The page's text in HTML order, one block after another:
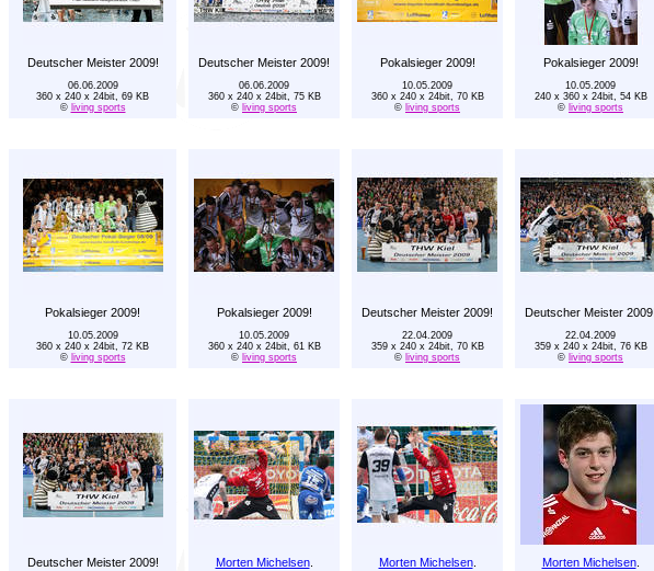
Deutscher Meister 2009! Deutscher Meister 2009! Pokalsieger 2009! Pokalsieger 2009!
06.06.2009
360 x 240 x 24bit, 69 KB
© living sports
06.06.2009
360 x 240 x 24bit, 75 KB
© living sports
10.05.2009
360 x 240 x 24bit, 70 KB
© living sports
10.05.2009
240 x 360 x 24bit, 54 KB
© living sports
Pokalsieger 2009! Pokalsieger 2009! Deutscher Meister 2009! Deutscher Meister 2009!
10.05.2009
360 x 240 x 24bit, 72 KB
© living sports
10.05.2009
360 x 240 x 24bit, 61 KB
© living sports
22.04.2009
359 x 240 x 24bit, 70 KB
© living sports
22.04.2009
359 x 240 x 24bit, 76 KB
© living sports
Deutscher Meister 2009! Morten Michelsen. Morten Michelsen. Morten Michelsen.